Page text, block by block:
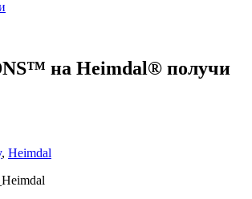
на Heimdal® получи
, Heimdal